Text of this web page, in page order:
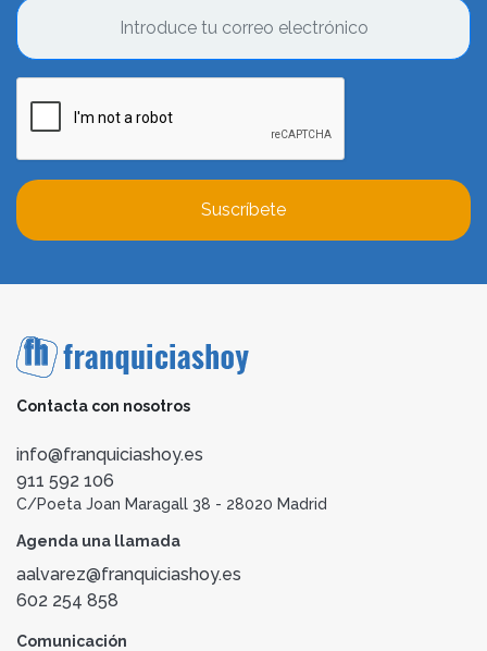
Suscríbete
Contacta con nosotros
info@franquiciashoy.es
911 592 106
C/Poeta Joan Maragall 38 - 28020 Madrid
Agenda una llamada
aalvarez@franquiciashoy.es
602 254 858
Comunicación